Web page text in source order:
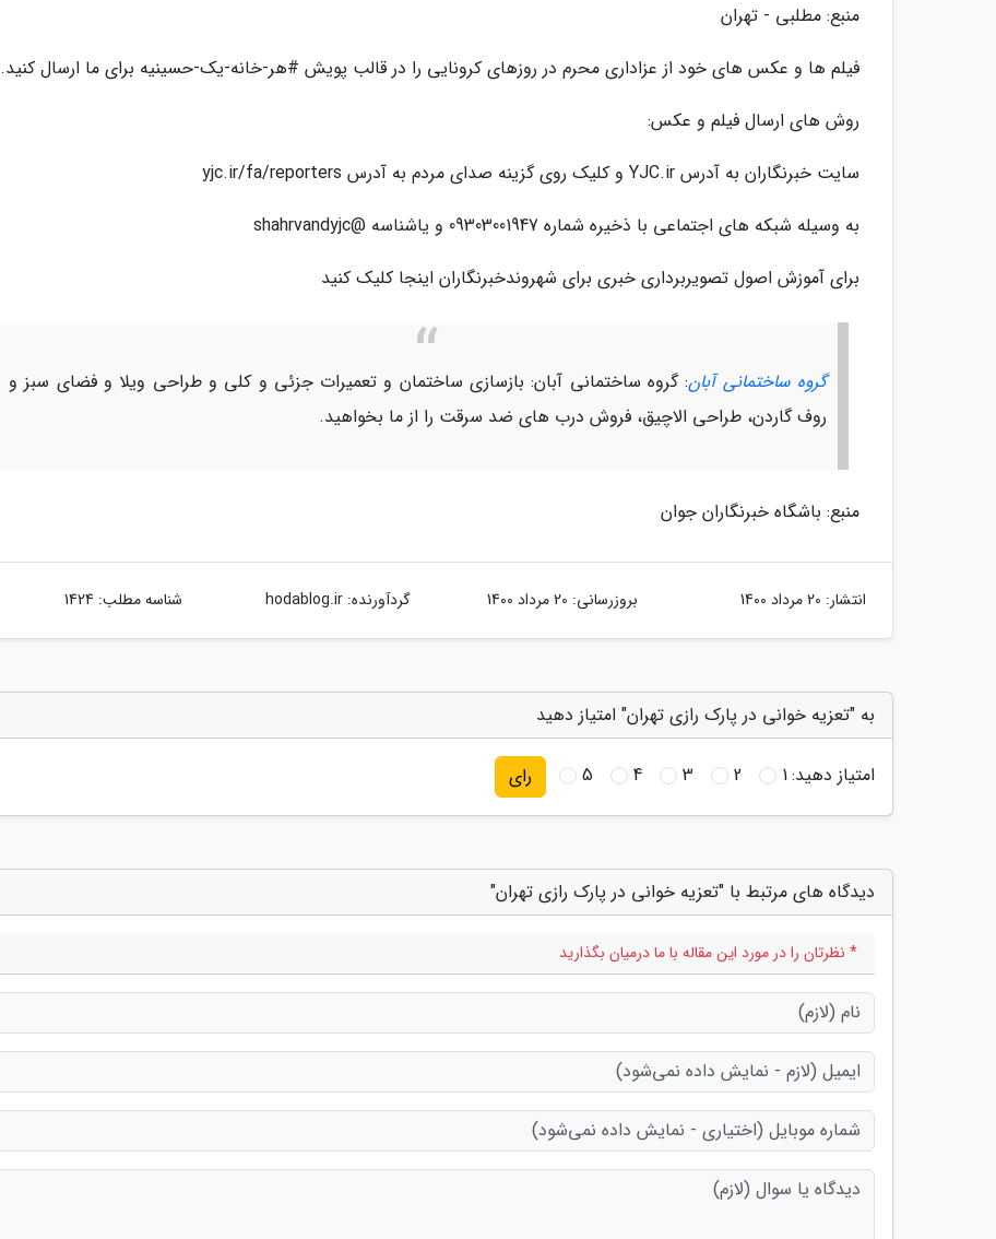
منبع: مطلبی - تهران
فیلم ها و عکس های خود از عزاداری محرم در روزهای کرونایی را در قالب پویش #هر-خانه-یک-حسینیه برای ما ارسال کنید.
روش های ارسال فیلم و عکس:
سایت خبرنگاران به آدرس YJC.ir و کلیک روی گزینه صدای مردم به آدرس yjc.ir/fa/reporters
به وسیله شبکه های اجتماعی با ذخیره شماره 09303001947 و یاشناسه @shahrvandyjc
برای آموزش اصول تصویربرداری خبری برای شهروندخبرنگاران اینجا کلیک کنید
گروه ساختمانی آبان: گروه ساختمانی آبان: بازسازی ساختمان و تعمیرات جزئی و کلی و طراحی ویلا و فضای سبز و
روف گاردن، طراحی الاچیق، فروش درب های ضد سرقت را از ما بخواهید.
منبع: باشگاه خبرنگاران جوان
انتشار: 20 مرداد 1400 بروزرسانی: 20 مرداد 1400 گردآورنده:hodablog.ir شناسه مطلب: 1424
به "تعزیه خوانی در پارک رازی تهران" امتیاز دهید
امتیاز دهید:1
2
3
4
5 رای
دیدگاه های مرتبط با "تعزیه خوانی در پارک رازی تهران"
* نظرتان را در مورد این مقاله با ما درمیان بگذارید